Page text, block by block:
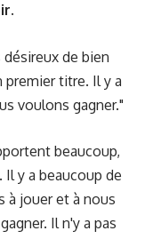
de bien
premier titre. Il y a
voulons gagner."
beaucoup,
y a beaucoup de
à jouer et à nous
Il n'y a pas